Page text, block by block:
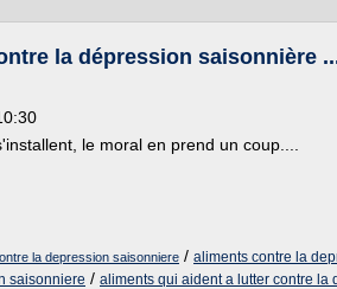
la dépression saisonnière
le moral en prend un coup....
la depression saisonniere / aliments contre la
saisonniere / aliments qui aident a lutter contre la